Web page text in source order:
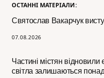
ОСТАННІ МАТЕРІАЛИ:
Святослав Вакарчук
07.08.2026
Частині містян
світла залишаються